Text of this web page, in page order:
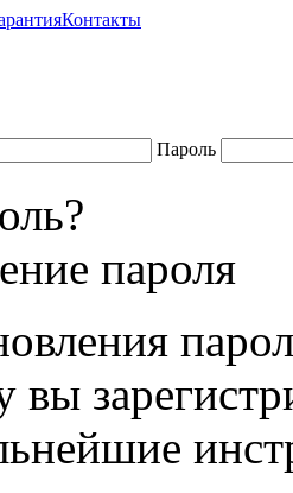
Контакты
Пароль
пароля
вы